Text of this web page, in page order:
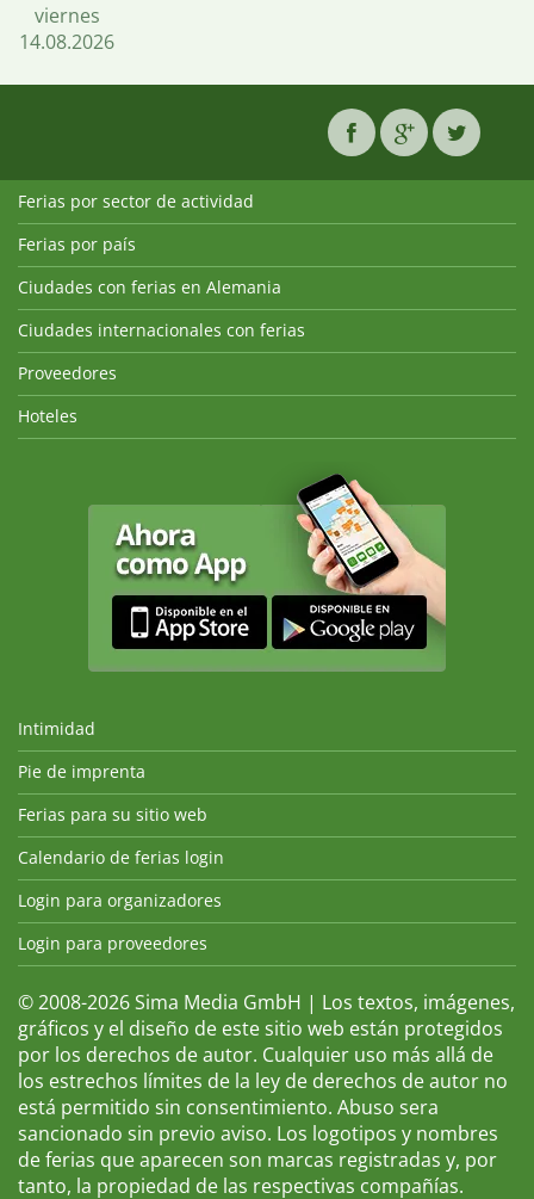
viernes
14.08.2026
Ferias por sector de actividad
Ferias por país
Ciudades con ferias en Alemania
Ciudades internacionales con ferias
Proveedores
Hoteles
Intimidad
Pie de imprenta
Ferias para su sitio web
Calendario de ferias login
Login para organizadores
Login para proveedores
© 2008-2026 Sima Media GmbH | Los textos, imágenes,
gráficos y el diseño de este sitio web están protegidos
por los derechos de autor. Cualquier uso más allá de
los estrechos límites de la ley de derechos de autor no
está permitido sin consentimiento. Abuso sera
sancionado sin previo aviso. Los logotipos y nombres
de ferias que aparecen son marcas registradas y, por
tanto, la propiedad de las respectivas compañías.